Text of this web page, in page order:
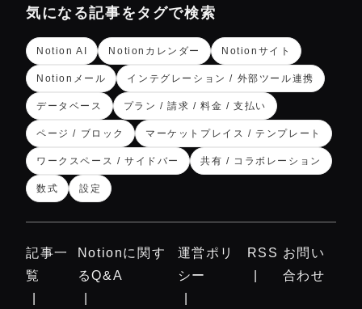
気になる記事をタグで検索
Notion AI Notionカレンダー Notionサイト
Notionメール インテグレーション / 外部ツール連携
データベース プラン / 請求 / 料金 / 支払い
ページ / ブロック マーケットプレイス / テンプレート
ワークスペース / サイドバー 共有 / コラボレーション
数式 設定
記事一
覧
Notionに関す
るQ&A
運営ポリ
シー
RSS お問い
合わせ